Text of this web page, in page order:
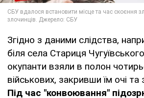
Згідно з даними слідства,
біля села Стариця
окупанти взяли в полон
військових, закривши їм очі та
Під час "конвоювання"